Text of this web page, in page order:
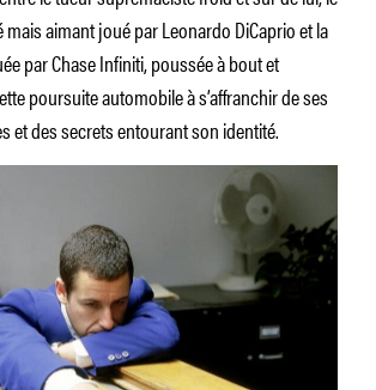
aimant joué par Leonardo DiCaprio et la
par Chase Infiniti, poussée à bout et
poursuite automobile à s’affranchir de ses
et des secrets entourant son identité.